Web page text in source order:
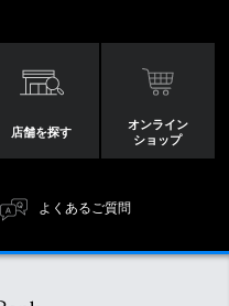
店舗を探す
オンライン
ショップ
よくあるご質問